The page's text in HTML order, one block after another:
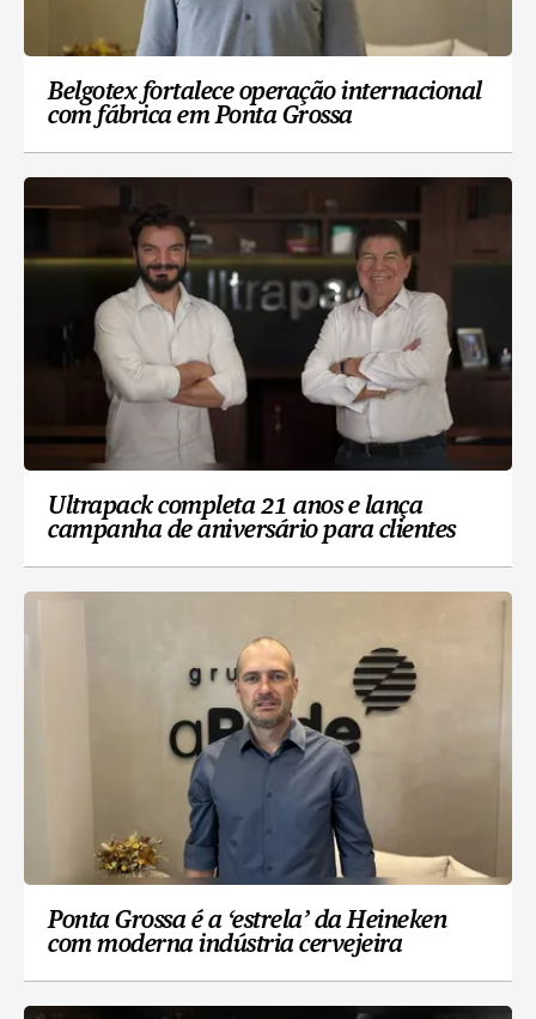
Belgotex fortalece operação internacional
com fábrica em Ponta Grossa
Ultrapack completa 21 anos e lança
campanha de aniversário para clientes
Ponta Grossa é a ‘estrela’ da Heineken
com moderna indústria cervejeira